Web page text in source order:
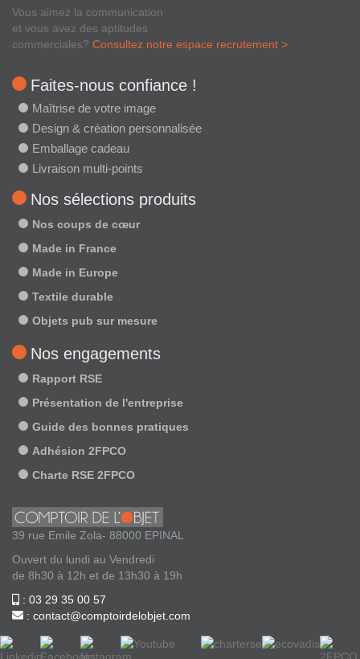
Vous aimez la communication
et vous avez des aptitudes
commerciales? Consultez notre espace recrutement >
Faites-nous confiance !
Maîtrise de votre image
Design & création personnalisée
Emballage cadeau
Livraison multi-points
Nos sélections produits
Nos coups de cœur
Made in France
Made in Europe
Textile durable
Objets pub sur mesure
Nos engagements
Rapport RSE
Présentation de l'entreprise
Guide des bonnes pratiques
Adhésion 2FPCO
Charte RSE 2FPCO
39 rue Emile Zola- 88000 EPINAL
Ouvert du lundi au Vendredi
de 8h30 à 12h et de 13h30 à 19h
: 03 29 35 00 57
: contact@comptoirdelobjet.com